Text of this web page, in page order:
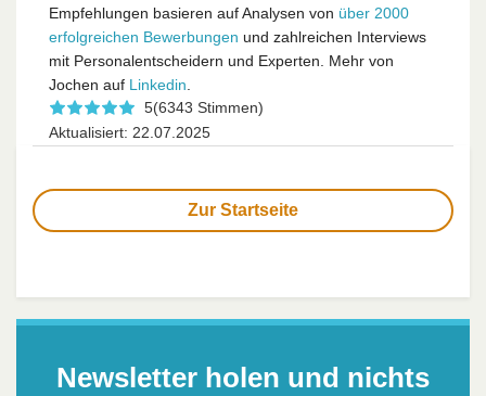
Empfehlungen basieren auf Analysen von über 2000
erfolgreichen Bewerbungen und zahlreichen Interviews
mit Personalentscheidern und Experten. Mehr von
Jochen auf Linkedin.
5(6343 Stimmen)
Aktualisiert: 22.07.2025
Zur Startseite
Newsletter holen und nichts